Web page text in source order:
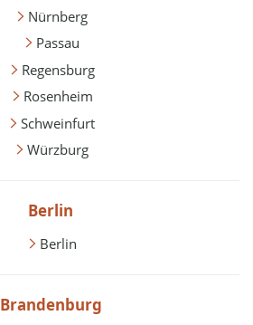
Nürnberg
Passau
Regensburg
Rosenheim
Schweinfurt
Würzburg
Berlin
Berlin
Brandenburg